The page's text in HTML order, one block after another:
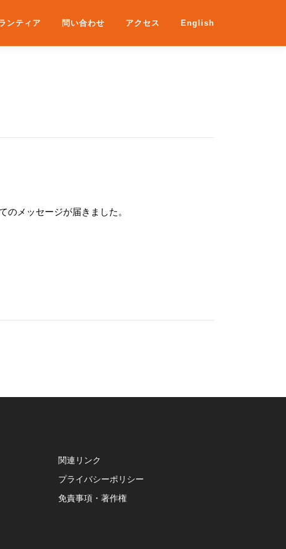
ンティア 問い合わせ アクセス English
メッセージが届きました。
関連リンク
プライバシーポリシー
免責事項・著作権